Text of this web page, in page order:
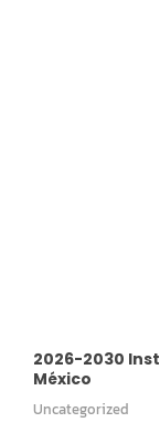
2026-2030
México
Uncategorized